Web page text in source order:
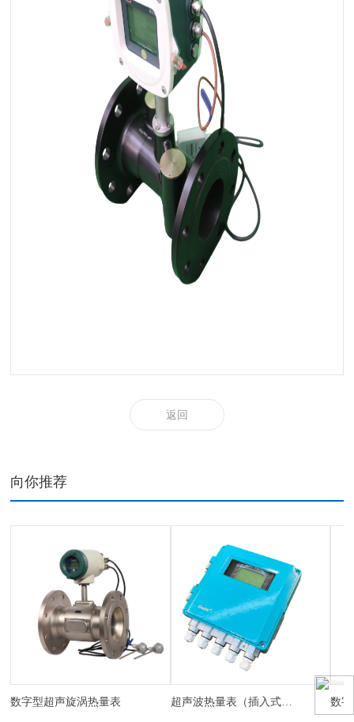
返回
向你推荐
数字型超声旋涡热量表 超声波热量表（插入式、管段式） 数